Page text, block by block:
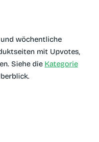
wöchentliche
mit Upvotes,
Siehe die Kategorie